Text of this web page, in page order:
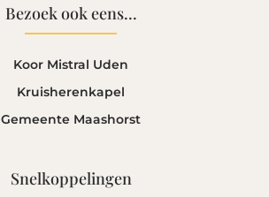
Bezoek ook eens...
Koor Mistral Uden
Kruisherenkapel
Gemeente Maashorst
Snelkoppelingen